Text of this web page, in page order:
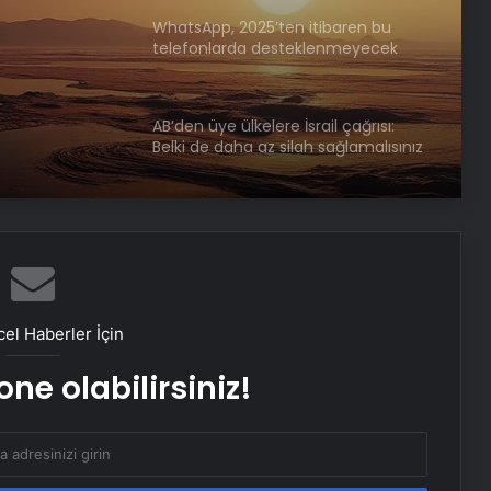
WhatsApp, 2025’ten itibaren bu
telefonlarda desteklenmeyecek
AB’den üye ülkelere İsrail çağrısı:
Belki de daha az silah sağlamalısınız
Haberler İçin
olabilirsiniz!